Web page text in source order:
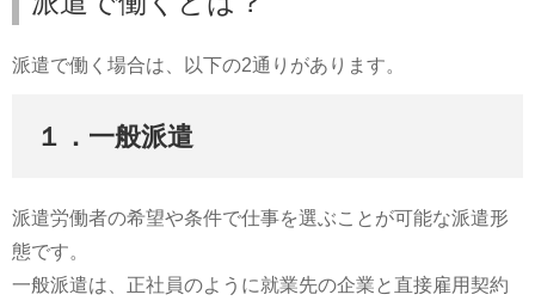
派遣で働く場合は、以下の2通りがあります。
１．一般派遣
派遣労働者の希望や条件で仕事を選ぶことが可能な派遣形
態です。
一般派遣は、正社員のように就業先の企業と直接雇用契約